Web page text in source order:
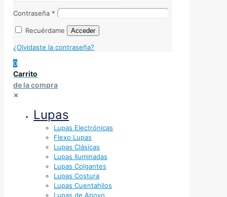
Contraseña *
Recuérdame Acceder
¿Olvidaste la contraseña?
0
Carrito
de la compra
✕
Lupas
Lupas Electrónicas
Flexo Lupas
Lupas Clásicas
Lupas Iluminadas
Lupas Colgantes
Lupas Costura
Lupas Cuentahilos
Lupas de Apoyo